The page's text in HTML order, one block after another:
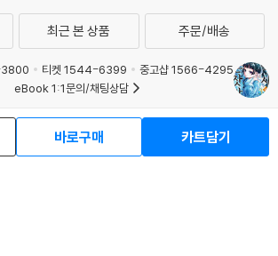
바로구매 카트담기
최근 본 상품 주문/배송
3800 티켓 1544-6399
중고샵 1566-4295
eBook 1:1문의/채팅상담
예스이십사(주) 사업자 정보
개인정보처리방침
청소년보호정책
버전
회사소개
거래처관계자께